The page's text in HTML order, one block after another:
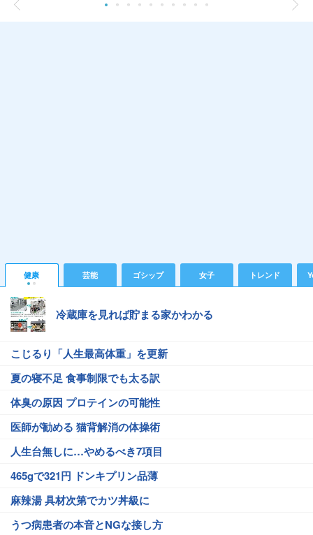
健康 芸能 ゴシップ 女子 トレンド
冷蔵庫を見れば貯まる家かわかる
こじるり「人生最高体重」を更新
夏の寝不足 食事制限でも太る訳
体臭の原因 プロテインの可能性
医師が勧める 猫背解消の体操術
人生台無しに…やめるべき7項目
465gで321円 ドンキプリン品薄
麻辣湯 具材次第でカツ丼級に
うつ病患者の本音とNGな接し方